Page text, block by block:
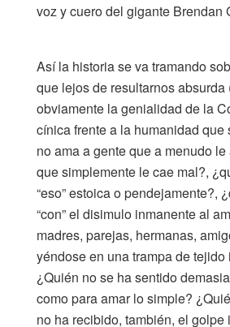
voz y cuero del gigante Brendan
Así la historia se va tramando
que lejos de resultarnos absurda
obviamente la genialidad de la
cínica frente a la humanidad que
no ama a gente que a menudo
que simplemente le cae mal?,
“eso” estoica o pendejamente?,
“con” el disimulo inmanente al
madres, parejas, hermanas,
yéndose en una trampa de tejido
¿Quién no se ha sentido
como para amar lo simple?
no ha recibido, también, el